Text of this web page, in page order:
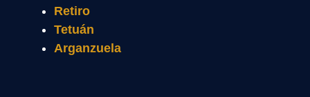
Retiro
Tetuán
Arganzuela